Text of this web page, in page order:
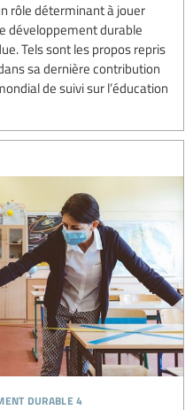
rôle déterminant à jouer
développement durable
Tels sont les propos repris
sa dernière contribution
de suivi sur l’éducation
durable 4